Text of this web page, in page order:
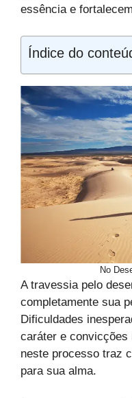
essência e
Índice do
No
A travessia pelo
completamente sua
Dificuldades
caráter e
neste processo traz
para sua alma.